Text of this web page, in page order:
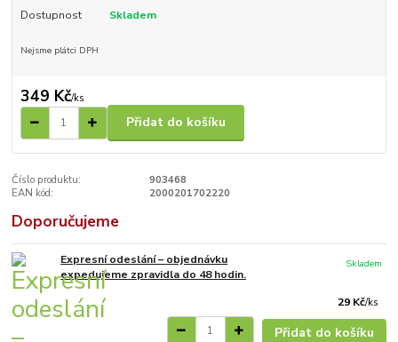
Dostupnost Skladem
Nejsme plátci DPH
349 Kč/ks
Přidat do košíku
Číslo produktu:
903468
EAN kód:
2000201702220
Doporučujeme
Expresní odeslání – objednávku
expedujeme zpravidla do 48 hodin.
29 Kč/ks
Skladem
Přidat do košíku